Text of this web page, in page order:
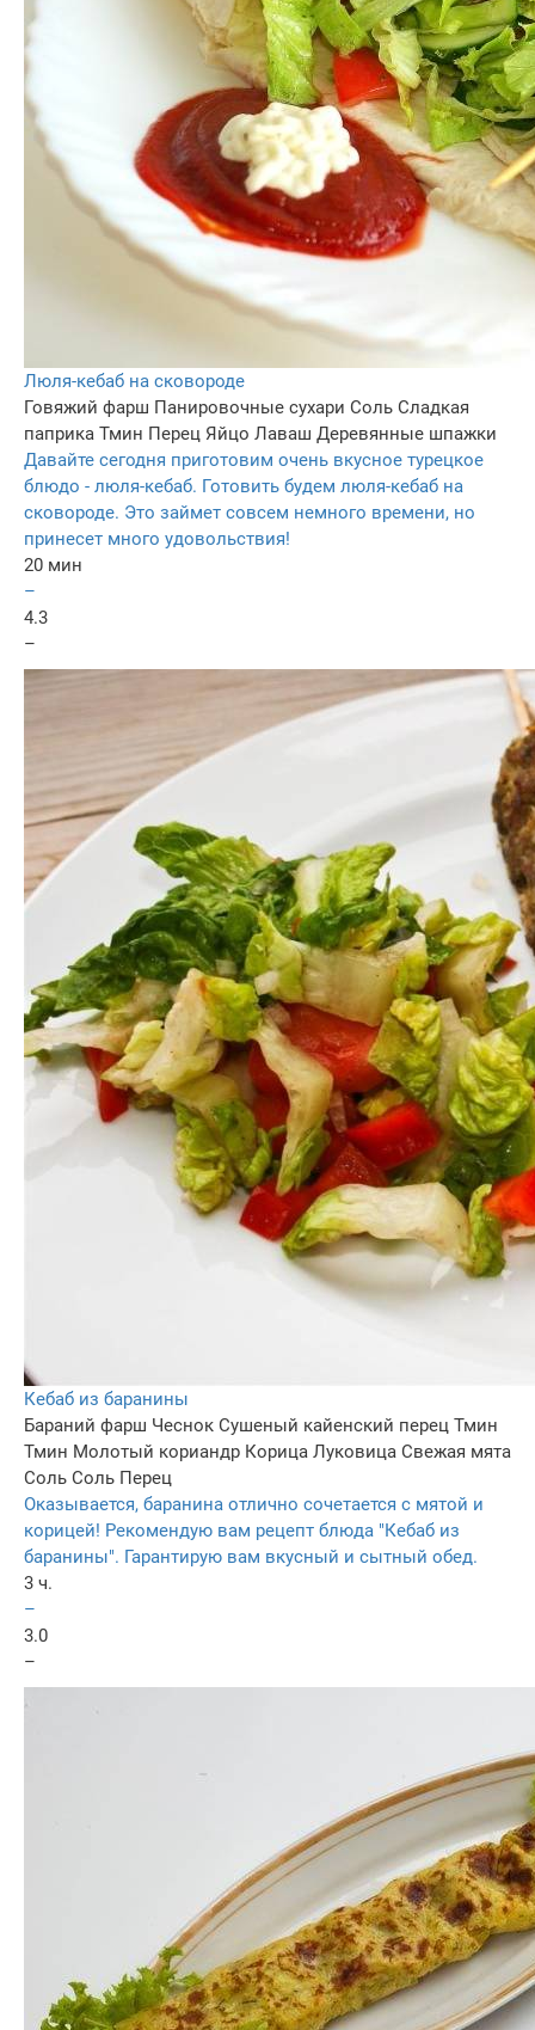
Люля-кебаб на сковороде
Говяжий фарш Панировочные сухари Соль Сладкая
паприка Тмин Перец Яйцо Лаваш Деревянные шпажки
Давайте сегодня приготовим очень вкусное турецкое
блюдо - люля-кебаб. Готовить будем люля-кебаб на
сковороде. Это займет совсем немного времени, но
принесет много удовольствия!
20 мин
–
4.3
–
Кебаб из баранины
Бараний фарш Чеснок Сушеный кайенский перец Тмин
Тмин Молотый кориандр Корица Луковица Свежая мята
Соль Соль Перец
Оказывается, баранина отлично сочетается с мятой и
корицей! Рекомендую вам рецепт блюда "Кебаб из
баранины". Гарантирую вам вкусный и сытный обед.
3 ч.
–
3.0
–